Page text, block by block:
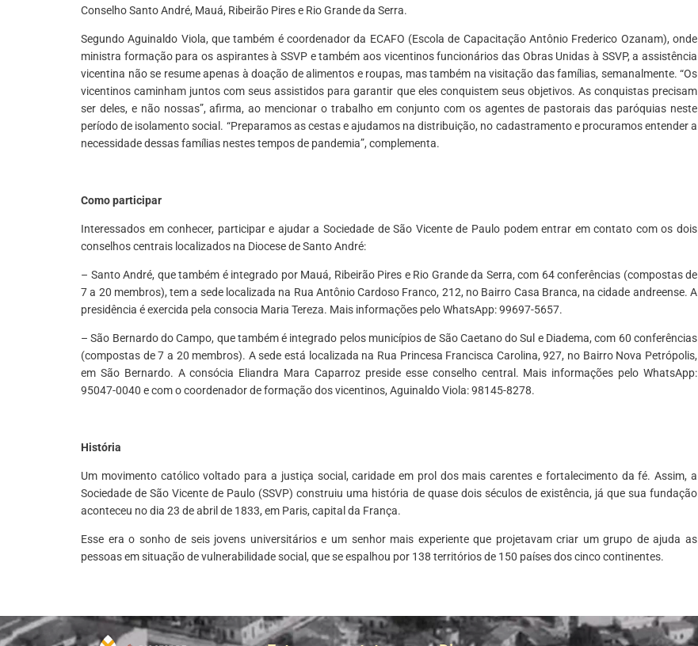
Conselho Santo André, Mauá, Ribeirão Pires e Rio Grande da Serra.
Segundo Aguinaldo Viola, que também é coordenador da ECAFO (Escola de Capacitação Antônio Frederico Ozanam), onde
ministra formação para os aspirantes à SSVP e também aos vicentinos funcionários das Obras Unidas à SSVP, a assistência
vicentina não se resume apenas à doação de alimentos e roupas, mas também na visitação das famílias, semanalmente. “Os
vicentinos caminham juntos com seus assistidos para garantir que eles conquistem seus objetivos. As conquistas precisam
ser deles, e não nossas”, afirma, ao mencionar o trabalho em conjunto com os agentes de pastorais das paróquias neste
período de isolamento social. “Preparamos as cestas e ajudamos na distribuição, no cadastramento e procuramos entender a
necessidade dessas famílias nestes tempos de pandemia”, complementa.
Como participar
Interessados em conhecer, participar e ajudar a Sociedade de São Vicente de Paulo podem entrar em contato com os dois
conselhos centrais localizados na Diocese de Santo André:
– Santo André, que também é integrado por Mauá, Ribeirão Pires e Rio Grande da Serra, com 64 conferências (compostas de
7 a 20 membros), tem a sede localizada na Rua Antônio Cardoso Franco, 212, no Bairro Casa Branca, na cidade andreense. A
presidência é exercida pela consocia Maria Tereza. Mais informações pelo WhatsApp: 99697-5657.
– São Bernardo do Campo, que também é integrado pelos municípios de São Caetano do Sul e Diadema, com 60 conferências
(compostas de 7 a 20 membros). A sede está localizada na Rua Princesa Francisca Carolina, 927, no Bairro Nova Petrópolis,
em São Bernardo. A consócia Eliandra Mara Caparroz preside esse conselho central. Mais informações pelo WhatsApp:
95047-0040 e com o coordenador de formação dos vicentinos, Aguinaldo Viola: 98145-8278.
História
Um movimento católico voltado para a justiça social, caridade em prol dos mais carentes e fortalecimento da fé. Assim, a
Sociedade de São Vicente de Paulo (SSVP) construiu uma história de quase dois séculos de existência, já que sua fundação
aconteceu no dia 23 de abril de 1833, em Paris, capital da França.
Esse era o sonho de seis jovens universitários e um senhor mais experiente que projetavam criar um grupo de ajuda as
pessoas em situação de vulnerabilidade social, que se espalhou por 138 territórios de 150 países dos cinco continentes.